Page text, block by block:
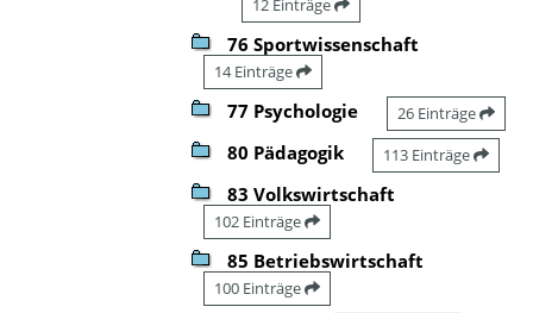
12 Einträge
76 Sportwissenschaft
14 Einträge
77 Psychologie 26 Einträge
80 Pädagogik 113 Einträge
83 Volkswirtschaft
102 Einträge
85 Betriebswirtschaft
100 Einträge